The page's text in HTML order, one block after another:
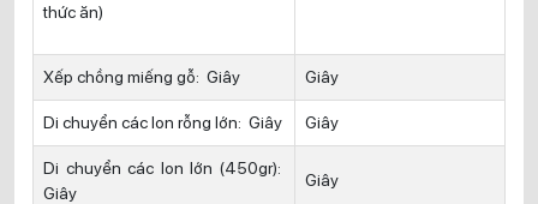
thức ăn)
Xếp chồng miếng gỗ: Giây Giây
Di chuyển các lon rỗng lớn: Giây Giây
Di chuyển các lon lớn (450gr):
Giây
Giây